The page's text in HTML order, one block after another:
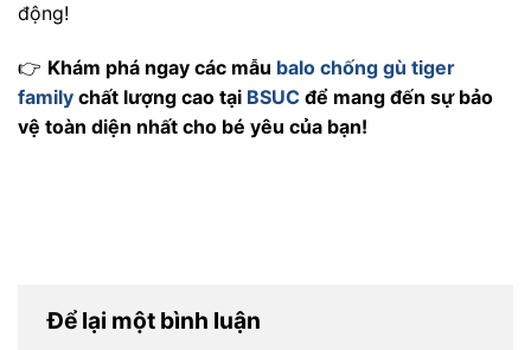
động!
👉 Khám phá ngay các mẫu balo chống gù tiger
family chất lượng cao tại BSUC để mang đến sự bảo
vệ toàn diện nhất cho bé yêu của bạn!
Để lại một bình luận